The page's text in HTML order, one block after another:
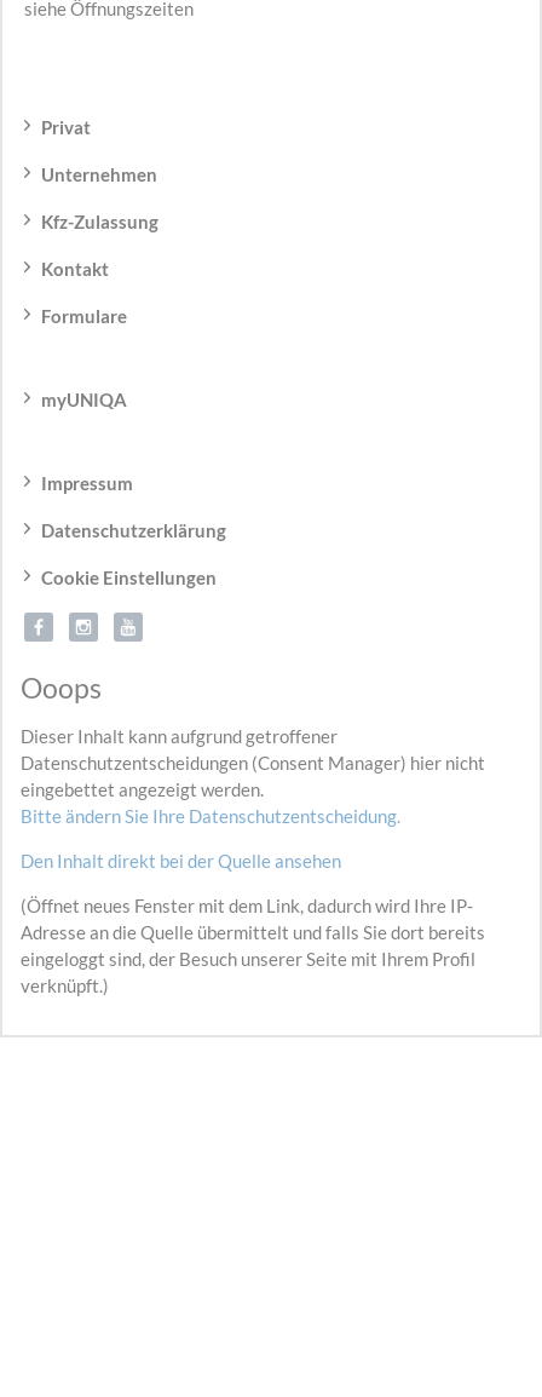
siehe Öffnungszeiten
Privat
Unternehmen
Kfz-Zulassung
Kontakt
Formulare
myUNIQA
Impressum
Datenschutzerklärung
Cookie Einstellungen
Ooops
Dieser Inhalt kann aufgrund getroffener
Datenschutzentscheidungen (Consent Manager) hier nicht
eingebettet angezeigt werden.
Bitte ändern Sie Ihre Datenschutzentscheidung.
Den Inhalt direkt bei der Quelle ansehen
(Öffnet neues Fenster mit dem Link, dadurch wird Ihre IP-
Adresse an die Quelle übermittelt und falls Sie dort bereits
eingeloggt sind, der Besuch unserer Seite mit Ihrem Profil
verknüpft.)